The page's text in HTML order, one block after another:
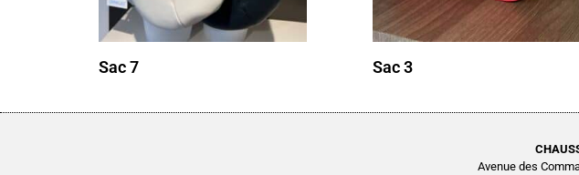
Sac 7 Sac 3
Avenue des